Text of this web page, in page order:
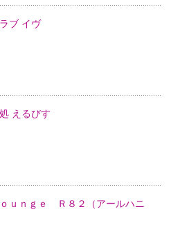
ブ イヴ
えるびす
ｏｕｎｇｅ Ｒ８２（アールハニ